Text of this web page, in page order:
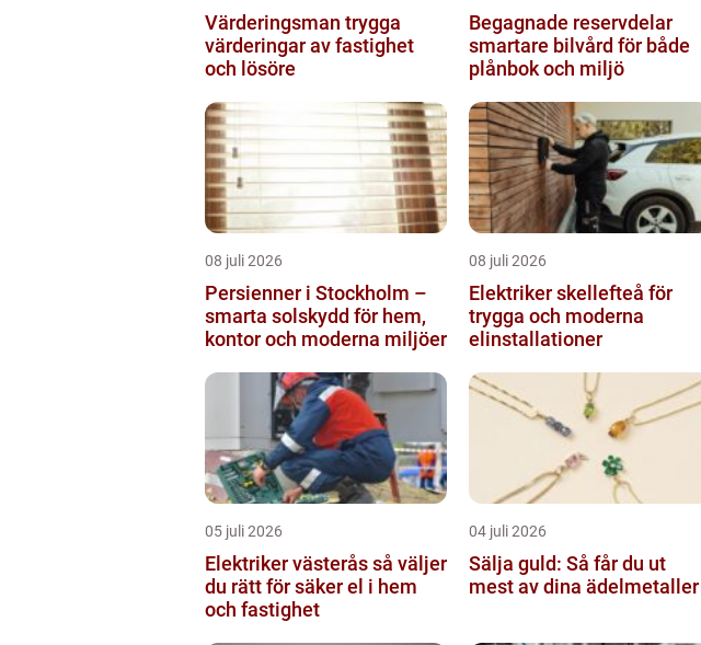
Värderingsman trygga
värderingar av fastighet
och lösöre
Begagnade reservdelar
smartare bilvård för både
plånbok och miljö
08 juli 2026
Persienner i Stockholm –
smarta solskydd för hem,
kontor och moderna miljöer
08 juli 2026
Elektriker skellefteå för
trygga och moderna
elinstallationer
05 juli 2026
Elektriker västerås så väljer
du rätt för säker el i hem
och fastighet
04 juli 2026
Sälja guld: Så får du ut
mest av dina ädelmetaller